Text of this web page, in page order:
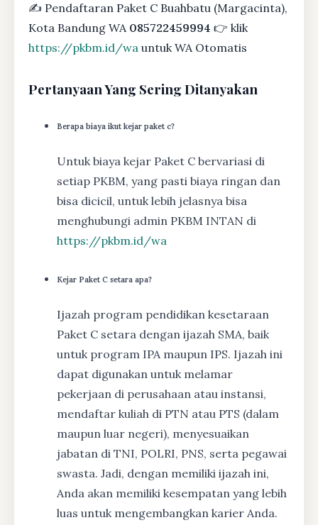
✍ Pendaftaran Paket C Buahbatu (Margacinta),
Kota Bandung WA 085722459994 👉 klik
https://pkbm.id/wa untuk WA Otomatis
Pertanyaan Yang Sering Ditanyakan
Berapa biaya ikut kejar paket c?
Untuk biaya kejar Paket C bervariasi di
setiap PKBM, yang pasti biaya ringan dan
bisa dicicil, untuk lebih jelasnya bisa
menghubungi admin PKBM INTAN di
https://pkbm.id/wa
Kejar Paket C setara apa?
Ijazah program pendidikan kesetaraan
Paket C setara dengan ijazah SMA, baik
untuk program IPA maupun IPS. Ijazah ini
dapat digunakan untuk melamar
pekerjaan di perusahaan atau instansi,
mendaftar kuliah di PTN atau PTS (dalam
maupun luar negeri), menyesuaikan
jabatan di TNI, POLRI, PNS, serta pegawai
swasta. Jadi, dengan memiliki ijazah ini,
Anda akan memiliki kesempatan yang lebih
luas untuk mengembangkan karier Anda.